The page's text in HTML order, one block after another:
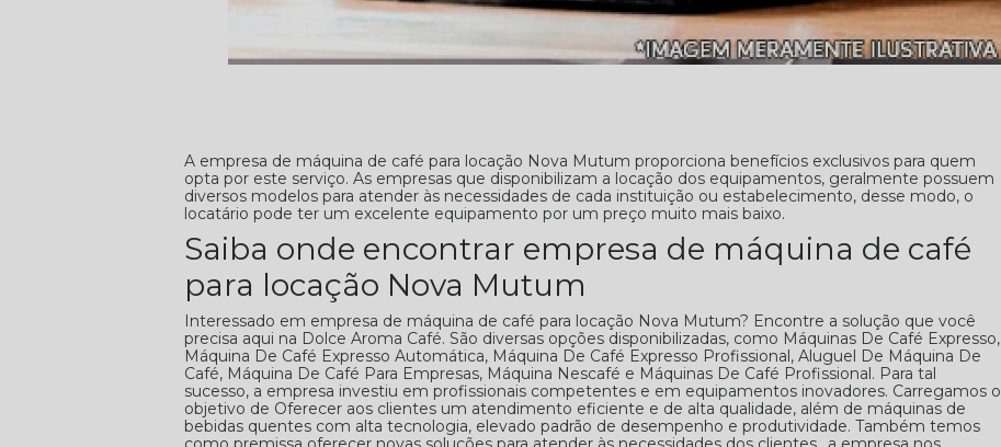
A empresa de máquina de café para locação Nova Mutum proporciona benefícios exclusivos para quem
opta por este serviço. As empresas que disponibilizam a locação dos equipamentos, geralmente possuem
diversos modelos para atender às necessidades de cada instituição ou estabelecimento, desse modo, o
locatário pode ter um excelente equipamento por um preço muito mais baixo.
Saiba onde encontrar empresa de máquina de café
para locação Nova Mutum
Interessado em empresa de máquina de café para locação Nova Mutum? Encontre a solução que você
precisa aqui na Dolce Aroma Café. São diversas opções disponibilizadas, como Máquinas De Café Expresso,
Máquina De Café Expresso Automática, Máquina De Café Expresso Profissional, Aluguel De Máquina De
Café, Máquina De Café Para Empresas, Máquina Nescafé e Máquinas De Café Profissional. Para tal
sucesso, a empresa investiu em profissionais competentes e em equipamentos inovadores. Carregamos o
objetivo de Oferecer aos clientes um atendimento eficiente e de alta qualidade, além de máquinas de
bebidas quentes com alta tecnologia, elevado padrão de desempenho e produtividade. Também temos